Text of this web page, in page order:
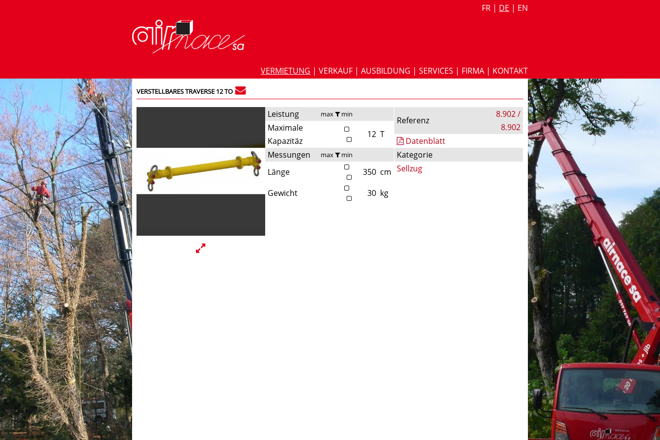
FR | DE | EN
VERMIETUNG |VERKAUF |AUSBILDUNG |SERVICES | FIRMA | KONTAKT
VERSTELLBARES TRAVERSE 12 TO
Leistung max min
Maximale
Kapazitäz
12 T
Messungen
max min
Länge 350 cm
Gewicht
30 kg
Referenz
8.902 /
8.902
Datenblatt
Kategorie
Sellzug